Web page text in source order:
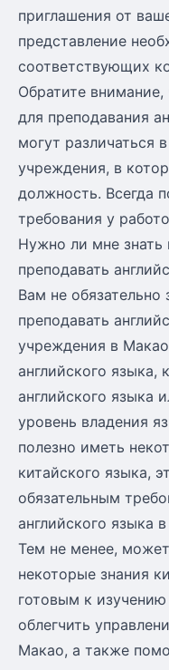
приглашения от
представление
соответствующих
Обратите
для преподавания
могут различаться
учреждения, в
должность. Всегда
требования у
Нужно ли мне знать
преподавать
Вам не обязательно
преподавать
учреждения в
английского языка,
английского языка
уровень владения
полезно иметь
китайского языка,
обязательным
английского языка
Тем не менее,
некоторые знания
готовым к
облегчить
Макао, а также